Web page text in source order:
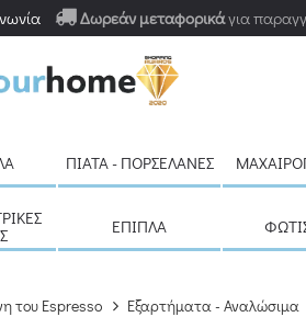
Δωρεάν μεταφορικάγια
ΠΙΆΤΑ - ΠΟΡΣΕΛΆΝΕΣ
ΈΠΙΠΛΑ
του Espresso Εξαρτήματα - Αναλώσιμα